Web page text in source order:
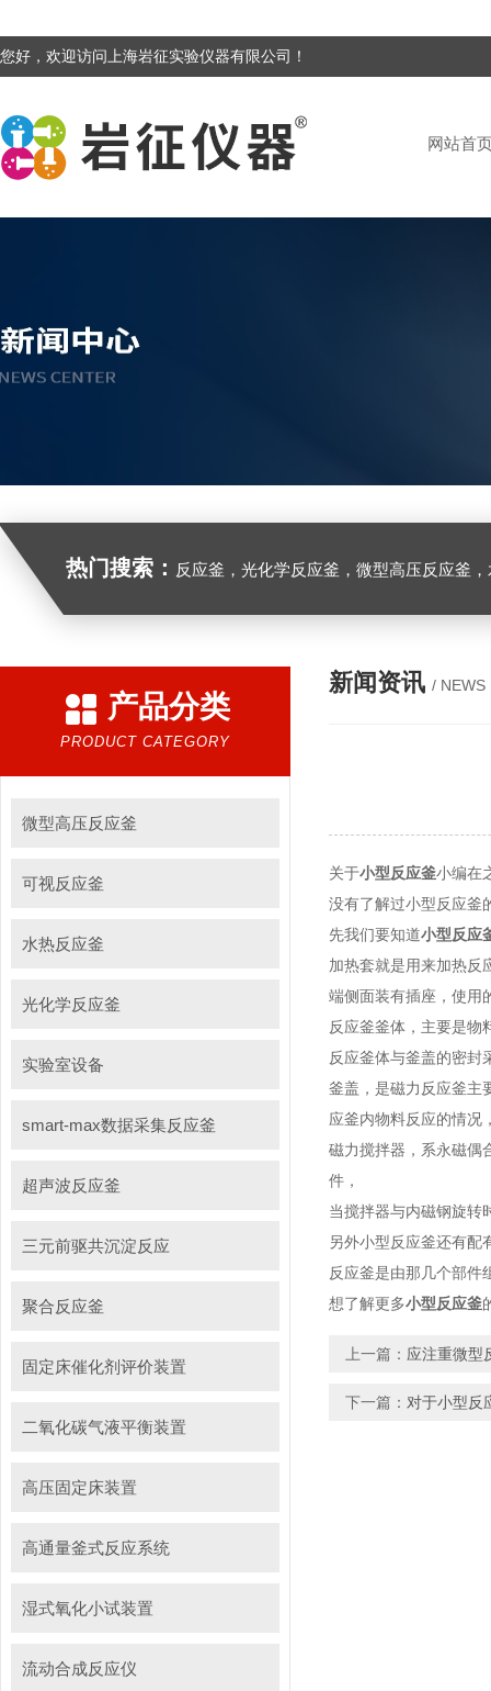
您好，欢迎访问上海岩征实验仪器有限公司！
网站首
热门搜索： 反应釜，光化学反应釜，微型高压反应釜
产品分类
PRODUCT CATEGORY
微型高压反应釜
可视反应釜
水热反应釜
光化学反应釜
实验室设备
smart-max数据采集反应釜
超声波反应釜
三元前驱共沉淀反应
聚合反应釜
固定床催化剂评价装置
二氧化碳气液平衡装置
高压固定床装置
高通量釜式反应系统
湿式氧化小试装置
流动合成反应仪
新闻资讯 / NEWS
关于小型反应釜小编在
没有了解过小型反应釜
先我们要知道小型反应
加热套就是用来加热反
端侧面装有插座，使用
反应釜釜体，主要是物
反应釜体与釜盖的密封
釜盖，是磁力反应釜主
应釜内物料反应的情况
磁力搅拌器，系永磁偶
件，
当搅拌器与内磁钢旋转
另外小型反应釜还有配
反应釜是由那几个部件
想了解更多小型反应釜
上一篇： 应注重微型
下一篇： 对于小型反